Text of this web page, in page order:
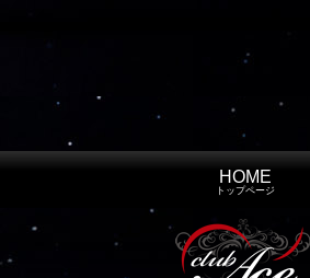
HOME
トップページ